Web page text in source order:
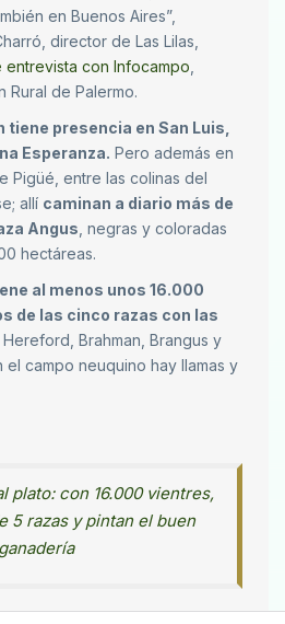
en Buenos Aires”,
director de Las Lilas,
entrevista con Infocampo
Rural de Palermo.
tiene presencia en San Luis,
Esperanza. Pero además en
Pigüé, entre las colinas del
allí caminan a diario más de
Angus , negras y coloradas
hectáreas.
al menos unos 16.000
de las cinco razas con las
Hereford, Brahman, Brangus y
el campo neuquino hay llamas y
plato: con 16.000 vientres,
5 razas y pintan el buen